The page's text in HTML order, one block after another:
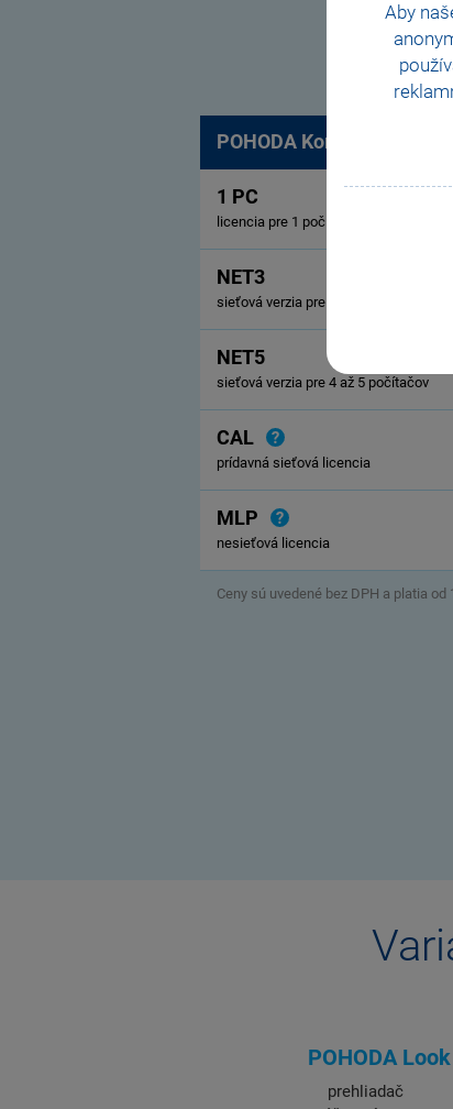
Aby
POHODA Komplet
1 PC
licencia pre 1 počítač
NET3
sieťová verzia pre 2 až 3 počítače
NET5
sieťová verzia pre 4 až 5 počítačov
CAL
prídavná sieťová licencia
MLP
nesieťová licencia
Ceny sú uvedené bez DPH a platia od
POHODA Look
prehliadač